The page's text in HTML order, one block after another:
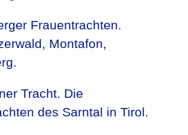
Frauentrachten.
Montafon,
Tracht. Die
des Sarntal in Tirol.